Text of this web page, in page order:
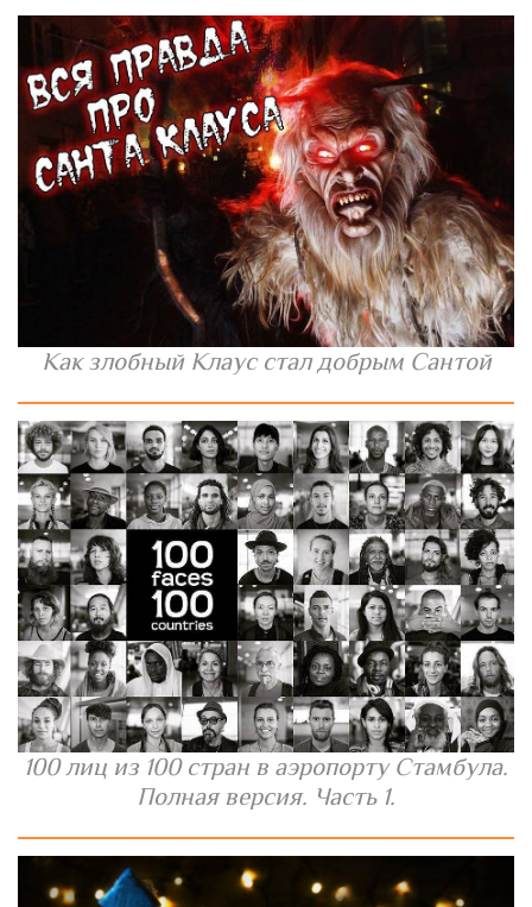
Как злобный Клаус стал добрым Сантой
100 лиц из 100 стран в аэропорту Стамбула.
Полная версия. Часть 1.